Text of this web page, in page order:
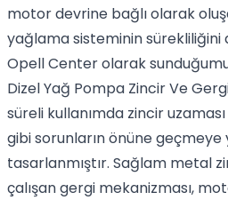
motor devrine bağlı olarak
yağlama sisteminin sürekliliğini
Opell Center olarak
Dizel Yağ Pompa Zincir Ve
süreli kullanımda zincir
gibi sorunların önüne geçmeye
tasarlanmıştır. Sağlam metal
çalışan gergi mekanizması,